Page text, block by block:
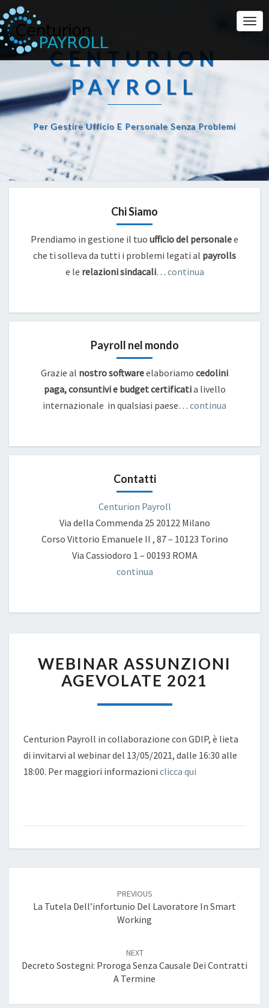
CENTURION
PAYROLL
Per Gestire Ufficio E Personale Senza Problemi
Chi Siamo
Prendiamo in gestione il tuo ufficio del personalee
che ti solleva da tutti i problemi legati al payrolls
e le relazioni sindacali… continua
Payroll nel mondo
Grazie al nostro softwareelaboriamo cedolini
paga, consuntivi e budget certificatia livello
internazionale in qualsiasi paese… continua
Contatti
Centurion Payroll
Via della Commenda 25 20122 Milano
Corso Vittorio Emanuele II , 87 – 10123 Torino
Via Cassiodoro 1 – 00193 ROMA
continua
ASSUNZIONI
AGEVOLATE
2021
WEBINAR ASSUNZIONI
AGEVOLATE 2021
Centurion Payroll in collaborazione con GDIP, è lieta
di invitarvi al webinar del 13/05/2021, dalle 16:30 alle
18:00. Per maggiori informazioni clicca qui
PREVIOUS
La Tutela Dell’infortunio Del Lavoratore In Smart
Working
NEXT
Decreto Sostegni: Proroga Senza Causale Dei Contratti
A Termine